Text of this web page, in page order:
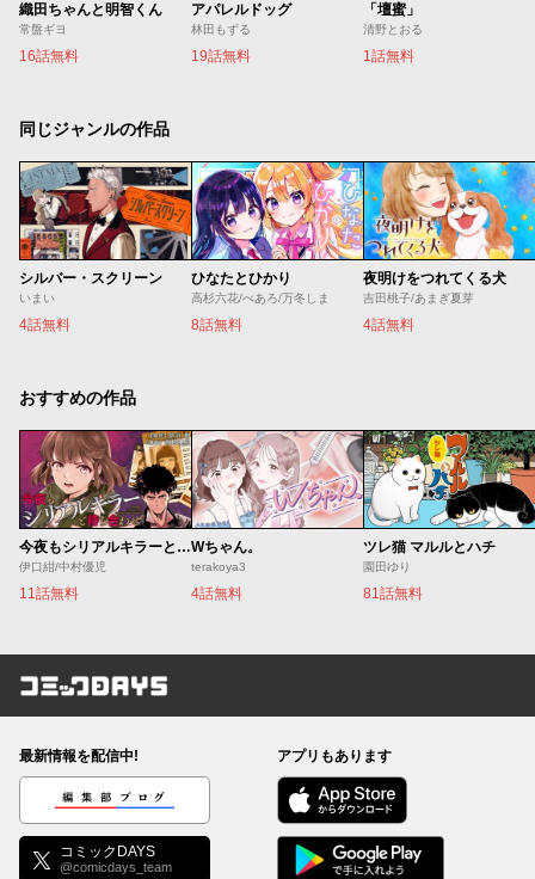
織田ちゃんと明智くん
常盤ギヨ
16話無料
アパレルドッグ
林田もずる
19話無料
「壇蜜」
清野とおる
1話無料
同じジャンルの作品
シルバー・スクリーン
いまい
4話無料
ひなたとひかり
高杉六花/べあろ/万冬しま
8話無料
夜明けをつれてくる犬
吉田桃子/あまぎ夏芽
4話無料
おすすめの作品
今夜もシリアルキラーと待ち合わせ
伊口紺/中村優児
11話無料
Wちゃん。
terakoya3
4話無料
ツレ猫 マルルとハチ
園田ゆり
81話無料
コミックDAYS
最新情報を配信中!
編集部ブログ
コミックDAYS
@comicdays_team
アプリもあります